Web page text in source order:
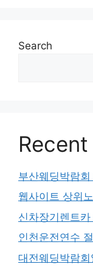
Search
부산웨딩박람
웹사이트 상위
신차장기렌트
인천운전연수
대전웨딩박람